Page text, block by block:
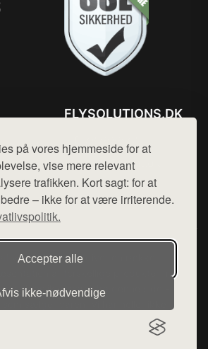
på vores hjemmeside for at
vise mere relevant
trafikken. Kort sagt: for at
– ikke for at være irriterende.
Accepter alle
ikke‑nødvendige
FLYSOLUTIONS.DK
Mail: hej@want.dk
Cookie- og privatlivspolitik
af want.dk, der udgiver en række
af forskellige produkter fra
sælges ikke varer fra denne side - vi
som sælger varen. Vi har heller ikke